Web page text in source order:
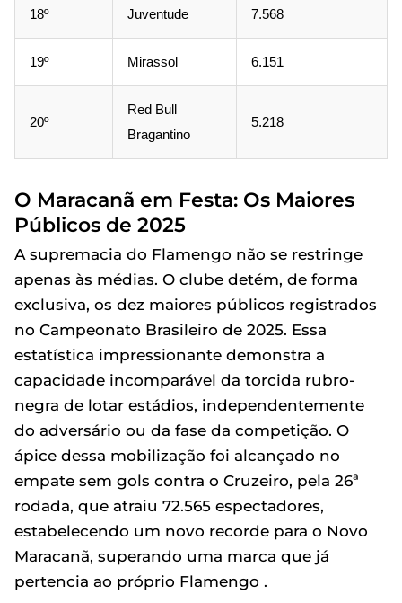
18º Juventude 7.568
19º Mirassol 6.151
20º
Red Bull
Bragantino
5.218
O Maracanã em Festa: Os Maiores
Públicos de 2025
A supremacia do Flamengo não se restringe
apenas às médias. O clube detém, de forma
exclusiva, os dez maiores públicos registrados
no Campeonato Brasileiro de 2025. Essa
estatística impressionante demonstra a
capacidade incomparável da torcida rubro-
negra de lotar estádios, independentemente
do adversário ou da fase da competição. O
ápice dessa mobilização foi alcançado no
empate sem gols contra o Cruzeiro, pela 26ª
rodada, que atraiu 72.565 espectadores,
estabelecendo um novo recorde para o Novo
Maracanã, superando uma marca que já
pertencia ao próprio Flamengo .